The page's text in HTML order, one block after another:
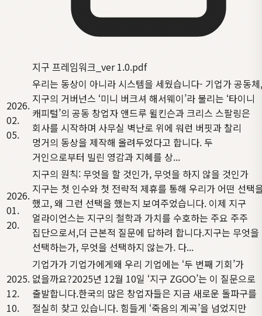
지구 프레임워크_ver 1.0.pdf
2026.
02.
05.
우리는 동상이 아니라 시스템을 세웠습니다- 기업가 공동체,
지구의 거버넌스 ‘미니 버크셔 해서웨이’라 불리는 ‘타이니
캐피털’의 공동 창업자 앤드루 윌킨슨과 크리스 스팔링은
회사를 시작하며 사무실 벽난로 위에 워런 버핏과 찰리
멍거의 동상을 제작해 올려두었다고 합니다. 두
거인으로부터 빌린 영감과 지혜를 상...
2026.
01.
20.
지구의 원칙: 무엇을 할 것인가, 무엇을 하지 않을 것인가
지구는 첫 인수와 첫 전략적 제휴를 통해 우리가 어떤 선택
했고, 왜 그런 선택을 했는지 보여주었습니다. 이제 지구
얼라이언스는 지구의 철학과 가치를 수호하는 주요 주주
집단으로서,더 근본적 질문에 답하려 합니다.지구는 무엇을
선택하는가, 무엇을 선택하지 않는가. 다...
2025.
12.
10.
기업가가 기업가에게왜 우리 기업에는 ‘두 번째 기회’가
없을까요?2025년 12월 10일 ‘지구 ZGOO’는 이 질문으로
출발합니다.한국의 많은 창업자들은 지금 새로운 돌파구를
절실히 찾고 있습니다. 힘들게 ‘죽음의 계곡’을 넘었지만